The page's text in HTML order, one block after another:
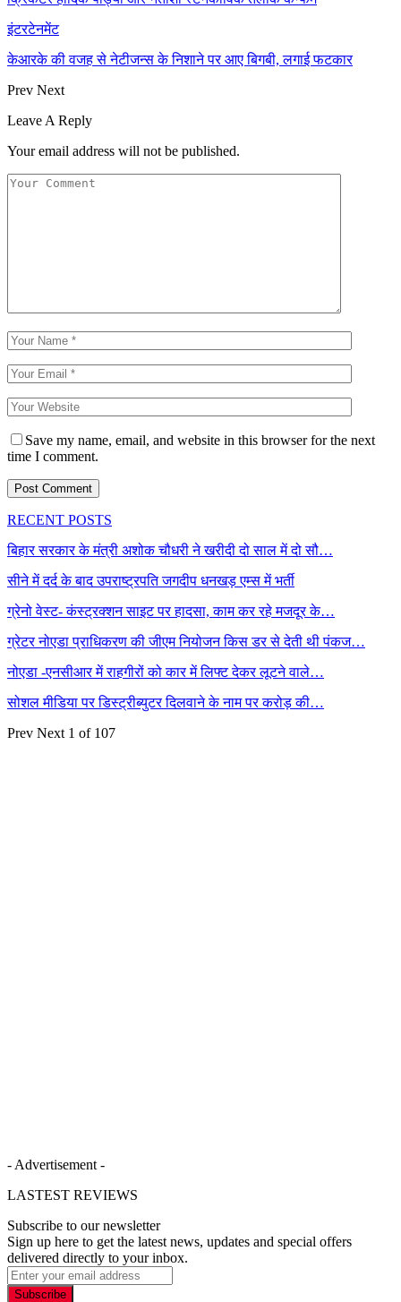
इंटरटेनमेंट
केआरके की वजह से नेटीजन्स के निशाने पर आए बिगबी, लगाई फटकार
Prev Next
Leave A Reply
Your email address will not be published.
Save my name, email, and website in this browser for the next
time I comment.
RECENT POSTS
बिहार सरकार के मंत्री अशोक चौधरी ने खरीदी दो साल में दो सौ…
सीने में दर्द के बाद उपराष्ट्रपति जगदीप धनखड़ एम्स में भर्ती
ग्रेनो वेस्ट- कंस्ट्रक्शन साइट पर हादसा, काम कर रहे मजदूर के…
ग्रेटर नोएडा प्राधिकरण की जीएम नियोजन किस डर से देती थी पंकज…
नोएडा -एनसीआर में राहगीरों को कार में लिफ्ट देकर लूटने वाले…
सोशल मीडिया पर डिस्ट्रीब्युटर दिलवाने के नाम पर करोड़ की…
Prev Next 1 of 107
- Advertisement -
LASTEST REVIEWS
Subscribe to our newsletter
Sign up here to get the latest news, updates and special offers
delivered directly to your inbox.
Subscribe